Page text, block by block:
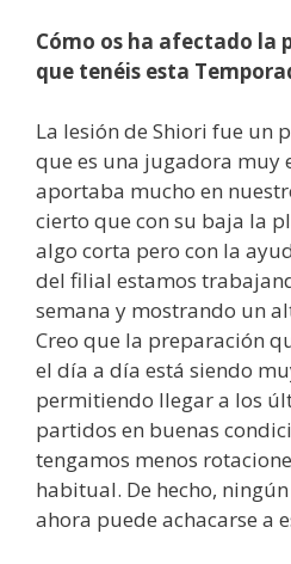
Cómo os ha afectado
que tenéis esta
La lesión de Shiori fue un
que es una jugadora muy
aportaba mucho en
cierto que con su baja la
algo corta pero con la
del filial estamos
semana y mostrando un
Creo que la preparación
el día a día está siendo
permitiendo llegar a los
partidos en buenas
tengamos menos
habitual. De hecho,
ahora puede achacarse a